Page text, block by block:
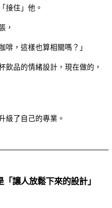
接住」他。
，
啡，這樣也算相關嗎？」
飲品的情緒設計，現在做的，
級了自己的專業。
讓人放鬆下來的設計」